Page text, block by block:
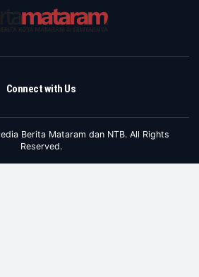
Connect with Us
Berita Mataram dan NTB. All Rights
Reserved.